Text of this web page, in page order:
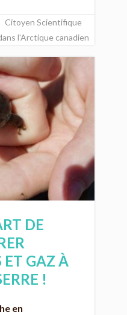
Citoyen Scientifique
l'Arctique canadien
DE
ET GAZ À
!
en